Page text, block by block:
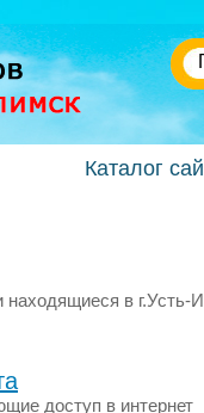
Каталог
находящиеся в г.Усть-
доступ в интернет